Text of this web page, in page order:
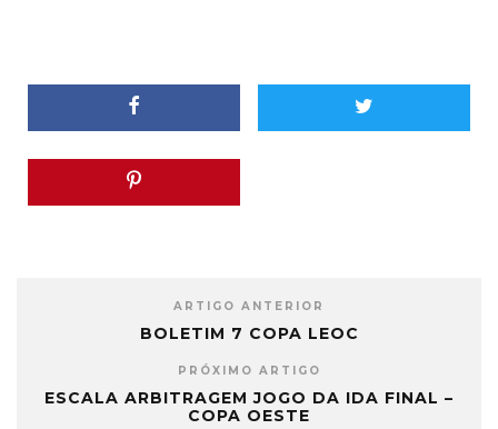
ARTIGO ANTERIOR
BOLETIM 7 COPA LEOC
PRÓXIMO ARTIGO
ESCALA ARBITRAGEM JOGO DA IDA FINAL –
COPA OESTE